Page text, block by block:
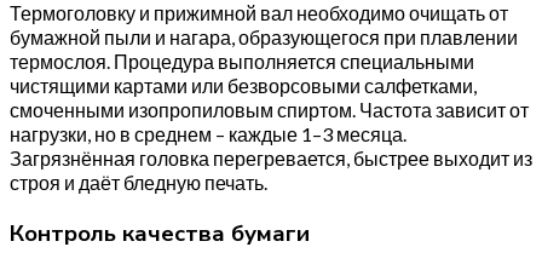
Термоголовку и прижимной вал необходимо очищать от
бумажной пыли и нагара, образующегося при плавлении
термослоя. Процедура выполняется специальными
чистящими картами или безворсовыми салфетками,
смоченными изопропиловым спиртом. Частота зависит от
нагрузки, но в среднем – каждые 1–3 месяца.
Загрязнённая головка перегревается, быстрее выходит из
строя и даёт бледную печать.
Контроль качества бумаги